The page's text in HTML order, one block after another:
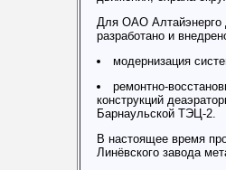
Для ОАО Алтайэнерго
разработано и
модернизация
ремонтно-
конструкций
Барнаульской ТЭЦ-2.
В настоящее время
Линёвского завода